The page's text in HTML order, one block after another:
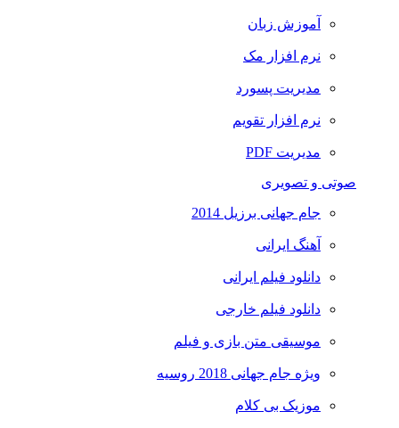
آموزش زبان
نرم افزار مک
مدیریت پسورد
نرم افزار تقویم
مدیریت PDF
صوتی و تصویری
جام جهانی برزیل 2014
آهنگ ایرانی
دانلود فیلم ایرانی
دانلود فیلم خارجی
موسیقی متن بازی و فیلم
ویژه جام جهانی 2018 روسیه
موزیک بی کلام